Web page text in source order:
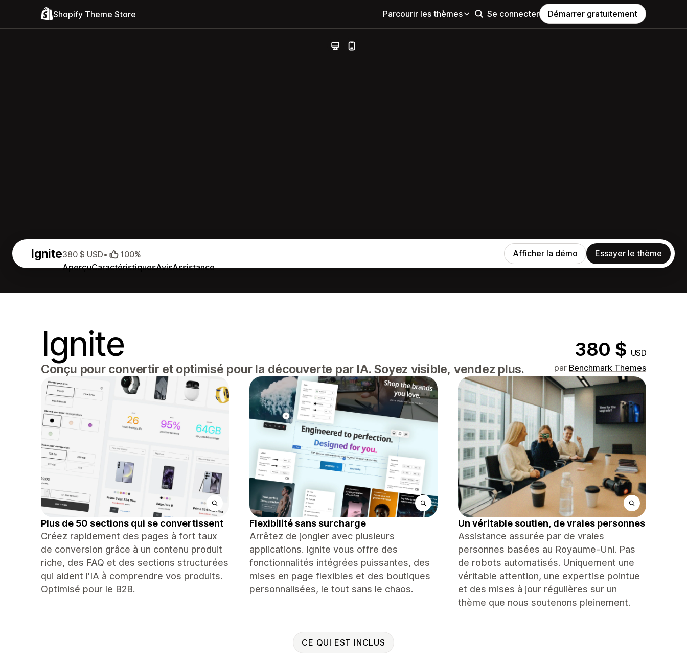
Shopify Theme Store Parcourir les thèmes Se connecter Démarrer gratuitement
Ignite
AperçuCaractéristiquesAvisAssistance
380 $ USD• 100% Afficher la démo Essayer le thème
Ignite 380 $ USD
Conçu pour convertir et optimisé pour la découverte par IA. Soyez visible, vendez plus. par Benchmark Themes
Plus de 50 sections qui se convertissent
Créez rapidement des pages à fort taux
de conversion grâce à un contenu produit
riche, des FAQ et des sections structurées
qui aident l'IA à comprendre vos produits.
Optimisé pour le B2B.
Flexibilité sans surcharge
Arrêtez de jongler avec plusieurs
applications. Ignite vous offre des
fonctionnalités intégrées puissantes, des
mises en page flexibles et des boutiques
personnalisées, le tout sans le chaos.
Un véritable soutien, de vraies personnes
Assistance assurée par de vraies
personnes basées au Royaume-Uni. Pas
de robots automatisés. Uniquement une
véritable attention, une expertise pointue
et des mises à jour régulières sur un
thème que nous soutenons pleinement.
CE QUI EST INCLUS